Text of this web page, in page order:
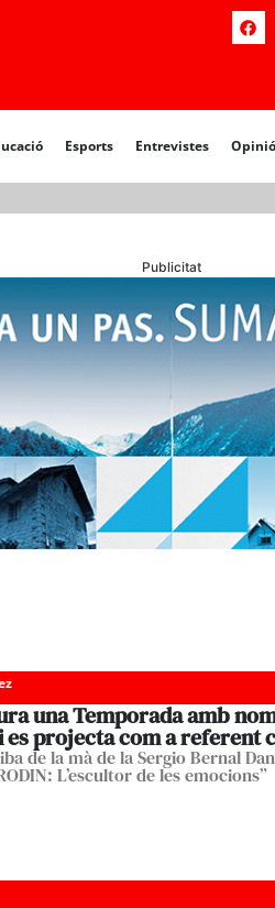
Esports Entrevistes Opinió
Opinió
Publicitat
una Temporada amb
projecta com a referent
de la mà de la Sergio Bernal
L’escultor de les emocions”